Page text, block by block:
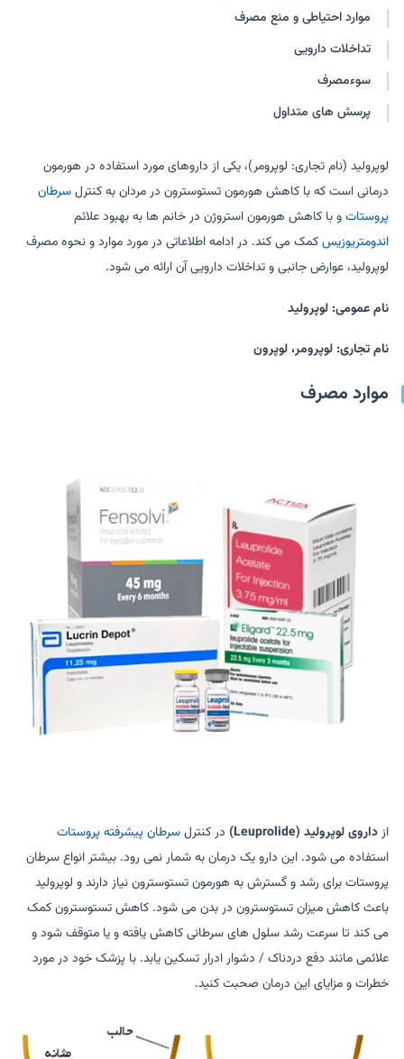
موارد احتیاطی و منع مصرف
تداخلات دارویی
سوءمصرف
پرسش های متداول
لوپرولید (نام تجاری: لوپرومر)، یکی از داروهای مورد استفاده در هورمون
درمانی است که با کاهش هورمون تستوسترون در مردان به کنترلسرطان
پروستاتو با کاهش هورمون استروژن در خانم ها به بهبود علائم
اندومتریوزیسکمک می کند. در ادامه اطلاعاتی در مورد موارد و نحوه مصرف
لوپرولید، عوارض جانبی و تداخلات دارویی آن ارائه می شود.
نام عمومی: لوپرولید
نام تجاری: لوپرومر، لوپرون
موارد مصرف
ازداروی لوپرولید (Leuprolide) در کنترلسرطان پیشرفته پروستات
استفاده می شود. این دارو یک درمان به شمار نمی رود. بیشتر انواع سرطان
پروستات برای رشد و گسترش به هورمون تستوسترون نیاز دارند و لوپرولید
باعث کاهش میزان تستوسترون در بدن می شود. کاهش تستوسترون کمک
می کند تا سرعت رشد سلول های سرطانی کاهش یافته و یا متوقف شود و
علائمی مانند دفع دردناک / دشوار ادرار تسکین یابد. با پزشک خود در مورد
خطرات و مزایای این درمان صحبت کنید.